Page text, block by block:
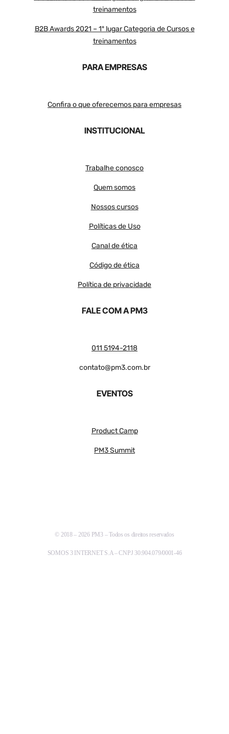
treinamentos
B2B Awards 2021 – 1º lugar Categoria de Cursos e
treinamentos
PARA EMPRESAS
Confira o que oferecemos para empresas
INSTITUCIONAL
Trabalhe conosco
Quem somos
Nossos cursos
Políticas de Uso
Canal de ética
Código de ética
Política de privacidade
FALE COM A PM3
011 5194-2118
contato@pm3.com.br
EVENTOS
Product Camp
PM3 Summit
© 2018 – 2026 PM3 – Todos os direitos reservados
SOMOS 3 INTERNET S.A – CNPJ 30.904.079/0001-46